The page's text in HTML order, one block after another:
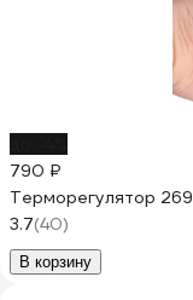
790 ₽
Терморегулятор
3.7(40)
В корзину